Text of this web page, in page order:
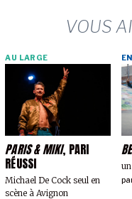
VOUS
PARIS & MIKI, PARI
RÉUSSI
Michael De Cock seul en
scène à Avignon
AU LARGE